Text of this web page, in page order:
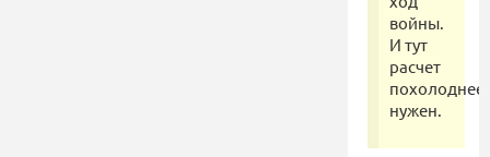
войны.
И тут
расчет
похолоднее
нужен.